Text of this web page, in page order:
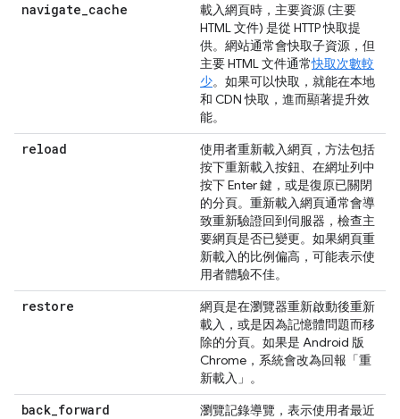
navigate_cache
載入網頁時，主要資源 (主要
HTML 文件) 是從 HTTP 快取提
供。網站通常會快取子資源，但
主要 HTML 文件通常快取次數較
少。如果可以快取，就能在本地
和 CDN 快取，進而顯著提升效
能。
reload
使用者重新載入網頁，方法包括
按下重新載入按鈕、在網址列中
按下 Enter 鍵，或是復原已關閉
的分頁。重新載入網頁通常會導
致重新驗證回到伺服器，檢查主
要網頁是否已變更。如果網頁重
新載入的比例偏高，可能表示使
用者體驗不佳。
restore
網頁是在瀏覽器重新啟動後重新
載入，或是因為記憶體問題而移
除的分頁。如果是 Android 版
Chrome，系統會改為回報「重
新載入」。
back_forward
瀏覽記錄導覽，表示使用者最近